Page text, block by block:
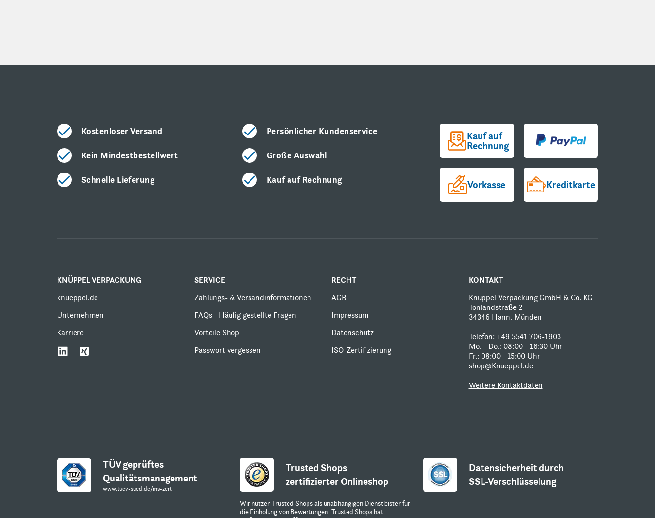
Kostenloser Versand
Kein Mindestbestellwert
Schnelle Lieferung
Persönlicher Kundenservice
Große Auswahl
Kauf auf Rechnung
Kauf auf
Rechnung
Vorkasse Kreditkarte
KNÜPPEL VERPACKUNG
knueppel.de
Unternehmen
Karriere
SERVICE
Zahlungs- & Versandinformationen
FAQs - Häufig gestellte Fragen
Vorteile Shop
Passwort vergessen
RECHT
AGB
Impressum
Datenschutz
ISO-Zertifizierung
KONTAKT
Knüppel Verpackung GmbH & Co. KG
Tonlandstraße 2
34346 Hann. Münden
Telefon: +49 5541 706-1903
Mo. - Do.: 08:00 - 16:30 Uhr
Fr.: 08:00 - 15:00 Uhr
shop@Knueppel.de
Weitere Kontaktdaten
TÜV geprüftes
Qualitätsmanagement
www.tuev-sued.de/ms-zert
Trusted Shops
zertifizierter Onlineshop
Wir nutzen Trusted Shops als unabhängigen Dienstleister für
die Einholung von Bewertungen. Trusted Shops hat
Datensicherheit durch
SSL-Verschlüsselung